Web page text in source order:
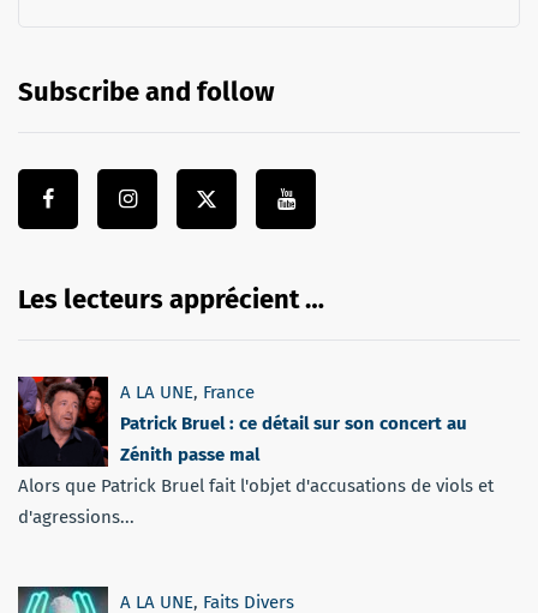
Subscribe and follow
Les lecteurs apprécient …
A LA UNE, France
Patrick Bruel : ce détail sur son concert au
Zénith passe mal
Alors que Patrick Bruel fait l'objet d'accusations de viols et
d'agressions...
A LA UNE, Faits Divers